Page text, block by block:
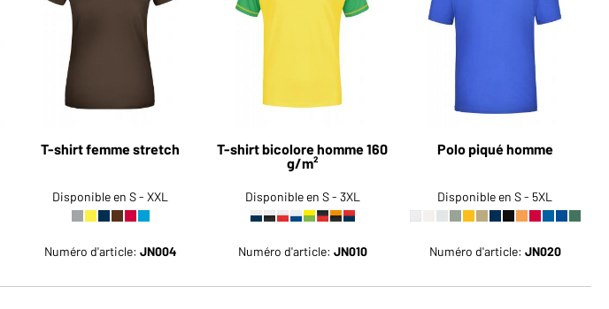
T-shirt femme stretch
Disponible en S - XXL
Numéro d'article:JN004
T-shirt bicolore homme 160
g/m²
Disponible en S - 3XL
Numéro d'article: JN010
Polo piqué homme
Disponible en S - 5XL
Numéro d'article: JN020